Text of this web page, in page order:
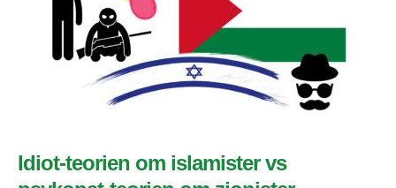
Idiot-teorien om islamister vs